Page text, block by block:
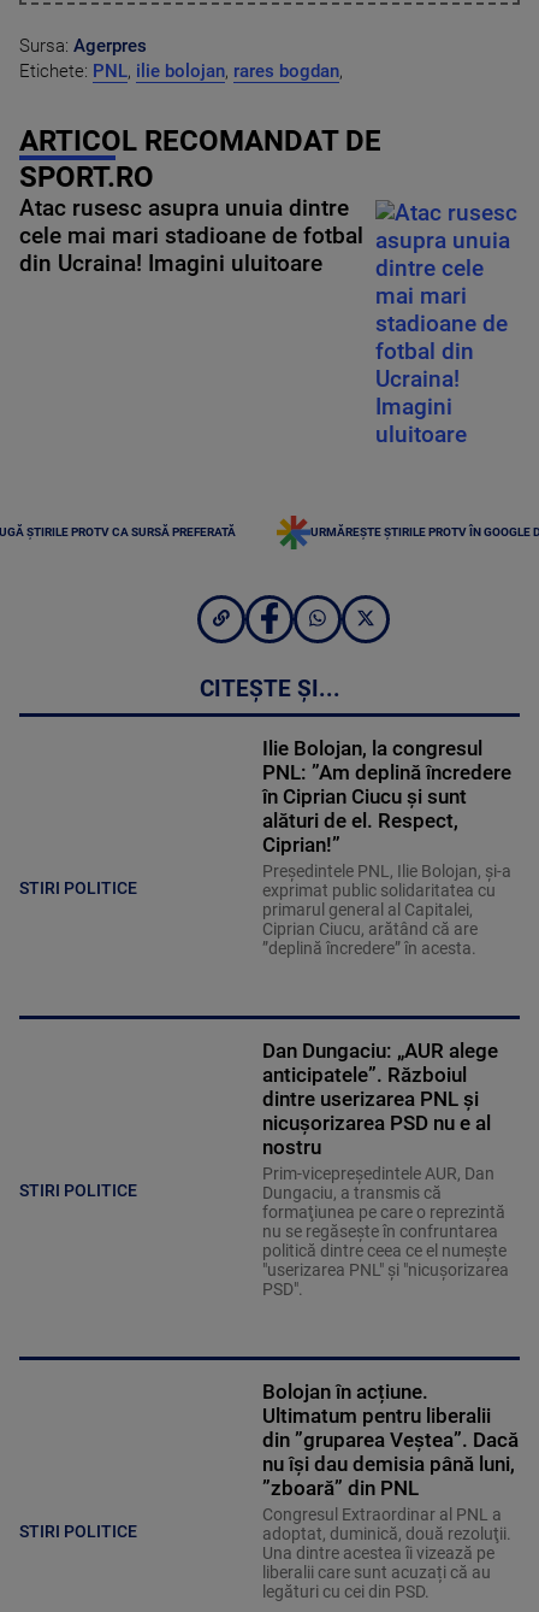
Sursa: Agerpres
Etichete: PNL, ilie bolojan, rares bogdan,
ARTICOL RECOMANDAT DE
SPORT.RO
Atac rusesc asupra unuia dintre
cele mai mari stadioane de fotbal
din Ucraina! Imagini uluitoare
ȘTIRILE PROTV CA SURSĂ PREFERATĂ URMĂREȘTE ȘTIRILE PROTV ÎN GOOGLE
CITEȘTE ȘI...
STIRI POLITICE
Ilie Bolojan, la congresul
PNL: ”Am deplină încredere
în Ciprian Ciucu și sunt
alături de el. Respect,
Ciprian!”
Preşedintele PNL, Ilie Bolojan, şi-a
exprimat public solidaritatea cu
primarul general al Capitalei,
Ciprian Ciucu, arătând că are
”deplină încredere” în acesta.
STIRI POLITICE
Dan Dungaciu: „AUR alege
anticipatele”. Războiul
dintre userizarea PNL şi
nicuşorizarea PSD nu e al
nostru
Prim-vicepreşedintele AUR, Dan
Dungaciu, a transmis că
formaţiunea pe care o reprezintă
nu se regăseşte în confruntarea
politică dintre ceea ce el numeşte
"userizarea PNL" şi "nicuşorizarea
PSD".
STIRI POLITICE
Bolojan în acțiune.
Ultimatum pentru liberalii
din ”gruparea Veştea”. Dacă
nu îşi dau demisia până luni,
”zboară” din PNL
Congresul Extraordinar al PNL a
adoptat, duminică, două rezoluţii.
Una dintre acestea îi vizează pe
liberalii care sunt acuzați că au
legături cu cei din PSD.